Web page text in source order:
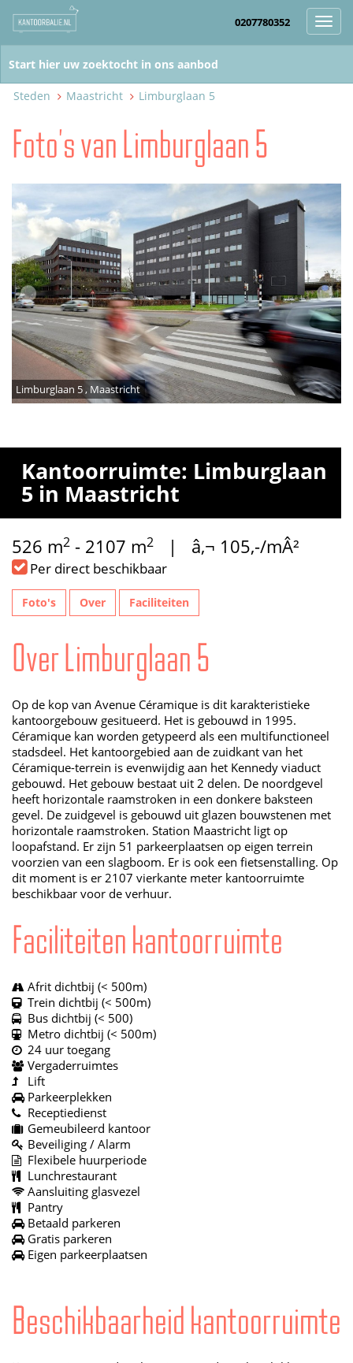
0207780352
Steden Maastricht Limburglaan 5
Foto's van Limburglaan 5
Limburglaan 5 , Maastricht
Kantoorruimte: Limburglaan
5 in Maastricht
526 m2 - 2107 m2 | â‚¬ 105,-/mÂ²
Per direct beschikbaar
Foto's Over Faciliteiten
Over Limburglaan 5
Op de kop van Avenue Céramique is dit karakteristieke
kantoorgebouw gesitueerd. Het is gebouwd in 1995.
Céramique kan worden getypeerd als een multifunctioneel
stadsdeel. Het kantoorgebied aan de zuidkant van het
Céramique-terrein is evenwijdig aan het Kennedy viaduct
gebouwd. Het gebouw bestaat uit 2 delen. De noordgevel
heeft horizontale raamstroken in een donkere baksteen
gevel. De zuidgevel is gebouwd uit glazen bouwstenen met
horizontale raamstroken. Station Maastricht ligt op
loopafstand. Er zijn 51 parkeerplaatsen op eigen terrein
voorzien van een slagboom. Er is ook een fietsenstalling. Op
dit moment is er 2107 vierkante meter kantoorruimte
beschikbaar voor de verhuur.
Faciliteiten kantoorruimte
Afrit dichtbij (< 500m)
Trein dichtbij (< 500m)
Bus dichtbij (< 500)
Metro dichtbij (< 500m)
24 uur toegang
Vergaderruimtes
Lift
Parkeerplekken
Receptiedienst
Gemeubileerd kantoor
Beveiliging / Alarm
Flexibele huurperiode
Lunchrestaurant
Aansluiting glasvezel
Pantry
Betaald parkeren
Gratis parkeren
Eigen parkeerplaatsen
Beschikbaarheid kantoorruimte